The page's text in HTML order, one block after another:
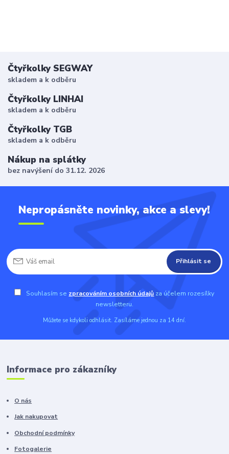
Čtyřkolky SEGWAY
skladem a k odběru
Čtyřkolky LINHAI
skladem a k odběru
Čtyřkolky TGB
skladem a k odběru
Nákup na splátky
bez navýšení do 31.12. 2026
Nepropásněte novinky, akce a slevy!
Přihlásit se
Souhlasím se zpracováním osobních údajů za účelem rozesílky
newsletteru.
Můžete se kdykoli odhlásit. Zasíláme jednou za 14 dní.
Informace pro zákazníky
O nás
Jak nakupovat
Obchodní podmínky
Fotogalerie